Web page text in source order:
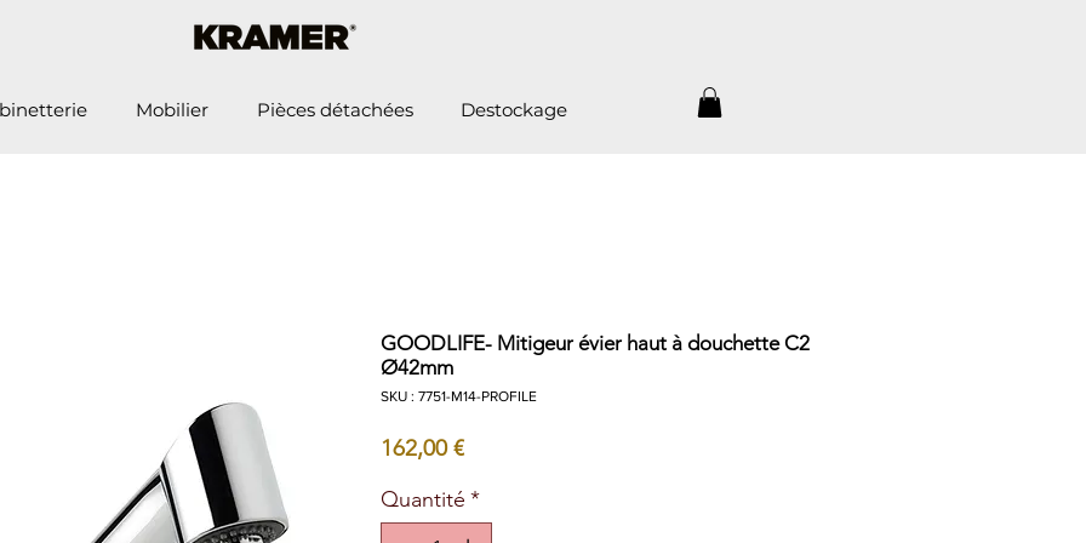
Mobilier Pièces détachées Destockage
GOODLIFE- Mitigeur évier haut à douchette C2
Ø42mm
SKU : 7751-M14-PROFILE
162,00 €Prix
Quantité *